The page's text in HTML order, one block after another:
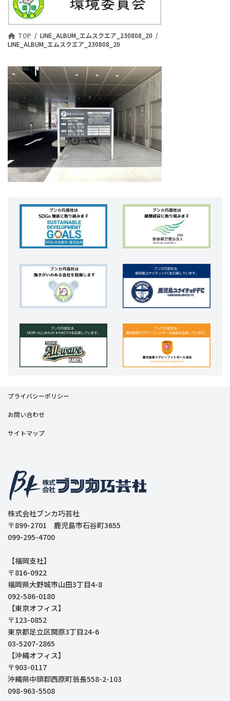
TOP
LINE_ALBUM_エムスクエア_230808_20
LINE_ALBUM_エムスクエア_230808_20
プライバシーポリシー
お問い合わせ
サイトマップ
株式会社ブンカ巧芸社
〒899-2701 鹿児島市石谷町3655
099-295-4700
【福岡支社】
〒816-0922
福岡県大野城市山田3丁目4-8
092-586-0180
【東京オフィス】
〒123-0852
東京都足立区関原3丁目24-6
03-5207-2865
【沖縄オフィス】
〒903-0117
沖縄県中頭郡西原町翁長558-2-103
098-963-5508